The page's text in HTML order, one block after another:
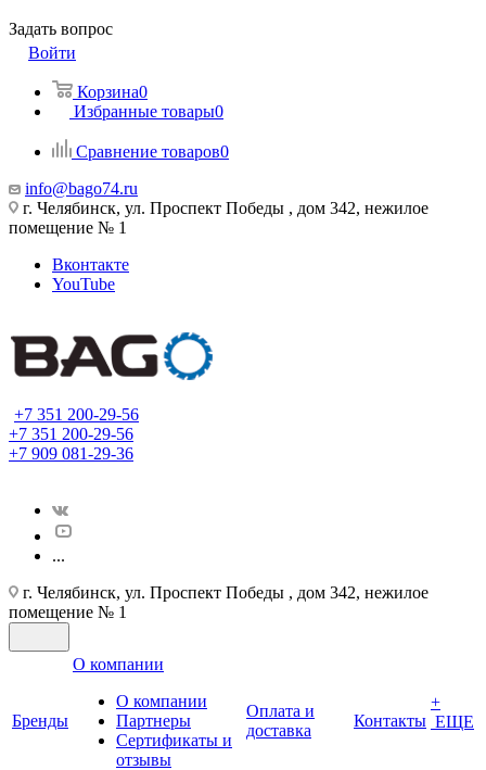
Задать вопрос
Войти
Корзина0
Избранные товары0
Сравнение товаров0
info@bago74.ru
г. Челябинск, ул. Проспект Победы , дом 342, нежилое
помещение № 1
Вконтакте
YouTube
+7 351 200-29-56
+7 351 200-29-56
+7 909 081-29-36
...
г. Челябинск, ул. Проспект Победы , дом 342, нежилое
помещение № 1
Бренды
О компании
О компании
Партнеры
Cертификаты и
отзывы
Оплата и
доставка
Контакты
+
ЕЩЕ